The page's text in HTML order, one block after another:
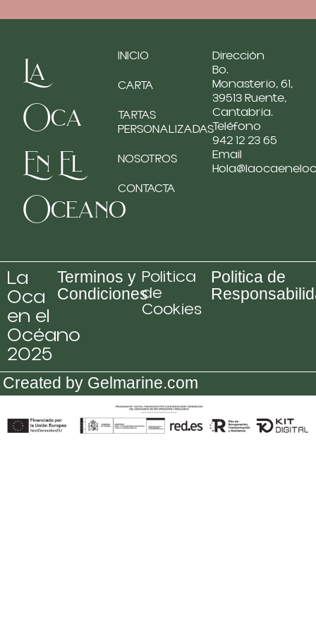
La
Oca
En El
Oceano
INICIO
CARTA
TARTAS
PERSONALIZADAS
NOSOTROS
CONTACTA
Dirección
Bo.
Monasterio, 61,
39513 Ruente,
Cantabria.
Teléfono
942 12 23 65
Email
La
Oca
en el
Océano
2025
Terminos y
Condiciones
Politica
de
Cookies
Politica de
Created by Gelmarine.com